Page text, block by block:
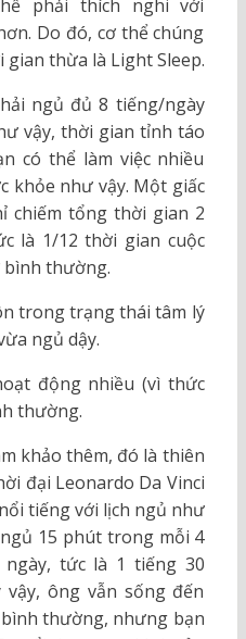
phải thích nghi với
Do đó, cơ thể chúng
thừa là Light Sleep.
ngủ đủ 8 tiếng/ngày
vậy, thời gian tỉnh táo
có thể làm việc nhiều
khỏe như vậy. Một giấc
chiếm tổng thời gian 2
là 1/12 thời gian cuộc
bình thường.
trong trạng thái tâm lý
ngủ dậy.
động nhiều (vì thức
thường.
khảo thêm, đó là thiên
đại Leonardo Da Vinci
tiếng với lịch ngủ như
15 phút trong mỗi 4
tức là 1 tiếng 30
ông vẫn sống đến
bình thường, nhưng bạn